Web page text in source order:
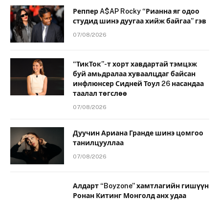
Реппер A$AP Rocky “Рианна яг одоо
студид шинэ дуугаа хийж байгаа” гэв
07/08/2026
“ТикТок”-т хорт хавдартай тэмцэж
буй амьдралаа хуваалцдаг байсан
инфлюнсер Сидней Тоул 26 насандаа
таалал төгслөө
07/08/2026
Дуучин Ариана Гранде шинэ цомгоо
танилцууллаа
07/08/2026
Алдарт “Boyzone” хамтлагийн гишүүн
Ронан Китинг Монголд анх удаа